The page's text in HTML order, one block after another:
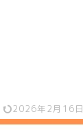
2026年2月16日